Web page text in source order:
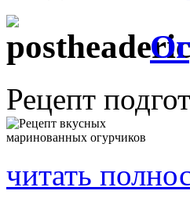
Рецепт
читать